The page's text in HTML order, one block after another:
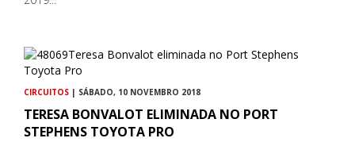
CIRCUITOS | SÁBADO, 10 NOVEMBRO 2018
TERESA BONVALOT ELIMINADA NO PORT
STEPHENS TOYOTA PRO